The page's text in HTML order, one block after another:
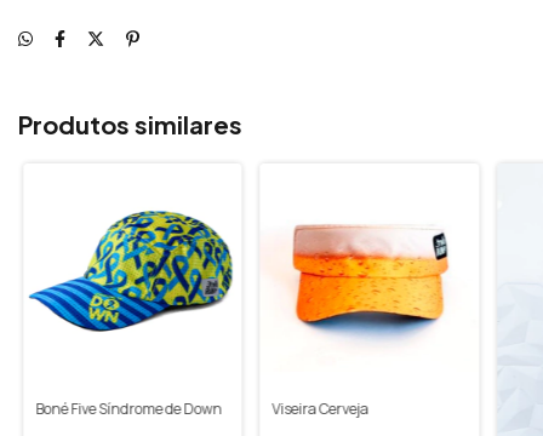
Produtos similares
Boné Five Síndrome de Down Viseira Cerveja